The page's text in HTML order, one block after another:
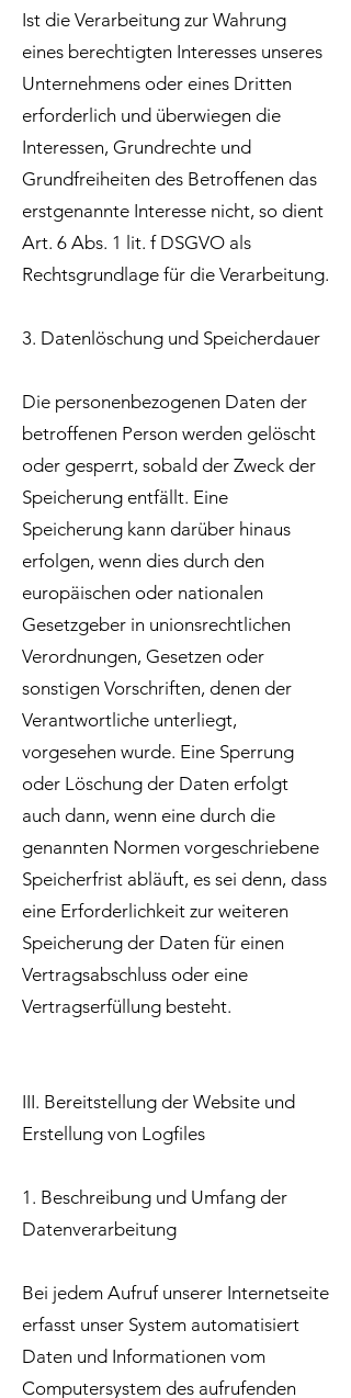
Ist die Verarbeitung zur Wahrung
eines berechtigten Interesses unseres
Unternehmens oder eines Dritten
erforderlich und überwiegen die
Interessen, Grundrechte und
Grundfreiheiten des Betroffenen das
erstgenannte Interesse nicht, so dient
Art. 6 Abs. 1 lit. f DSGVO als
Rechtsgrundlage für die Verarbeitung.
3. Datenlöschung und Speicherdauer
Die personenbezogenen Daten der
betroffenen Person werden gelöscht
oder gesperrt, sobald der Zweck der
Speicherung entfällt. Eine
Speicherung kann darüber hinaus
erfolgen, wenn dies durch den
europäischen oder nationalen
Gesetzgeber in unionsrechtlichen
Verordnungen, Gesetzen oder
sonstigen Vorschriften, denen der
Verantwortliche unterliegt,
vorgesehen wurde. Eine Sperrung
oder Löschung der Daten erfolgt
auch dann, wenn eine durch die
genannten Normen vorgeschriebene
Speicherfrist abläuft, es sei denn, dass
eine Erforderlichkeit zur weiteren
Speicherung der Daten für einen
Vertragsabschluss oder eine
Vertragserfüllung besteht.
III. Bereitstellung der Website und
Erstellung von Logfiles
1. Beschreibung und Umfang der
Datenverarbeitung
Bei jedem Aufruf unserer Internetseite
erfasst unser System automatisiert
Daten und Informationen vom
Computersystem des aufrufenden